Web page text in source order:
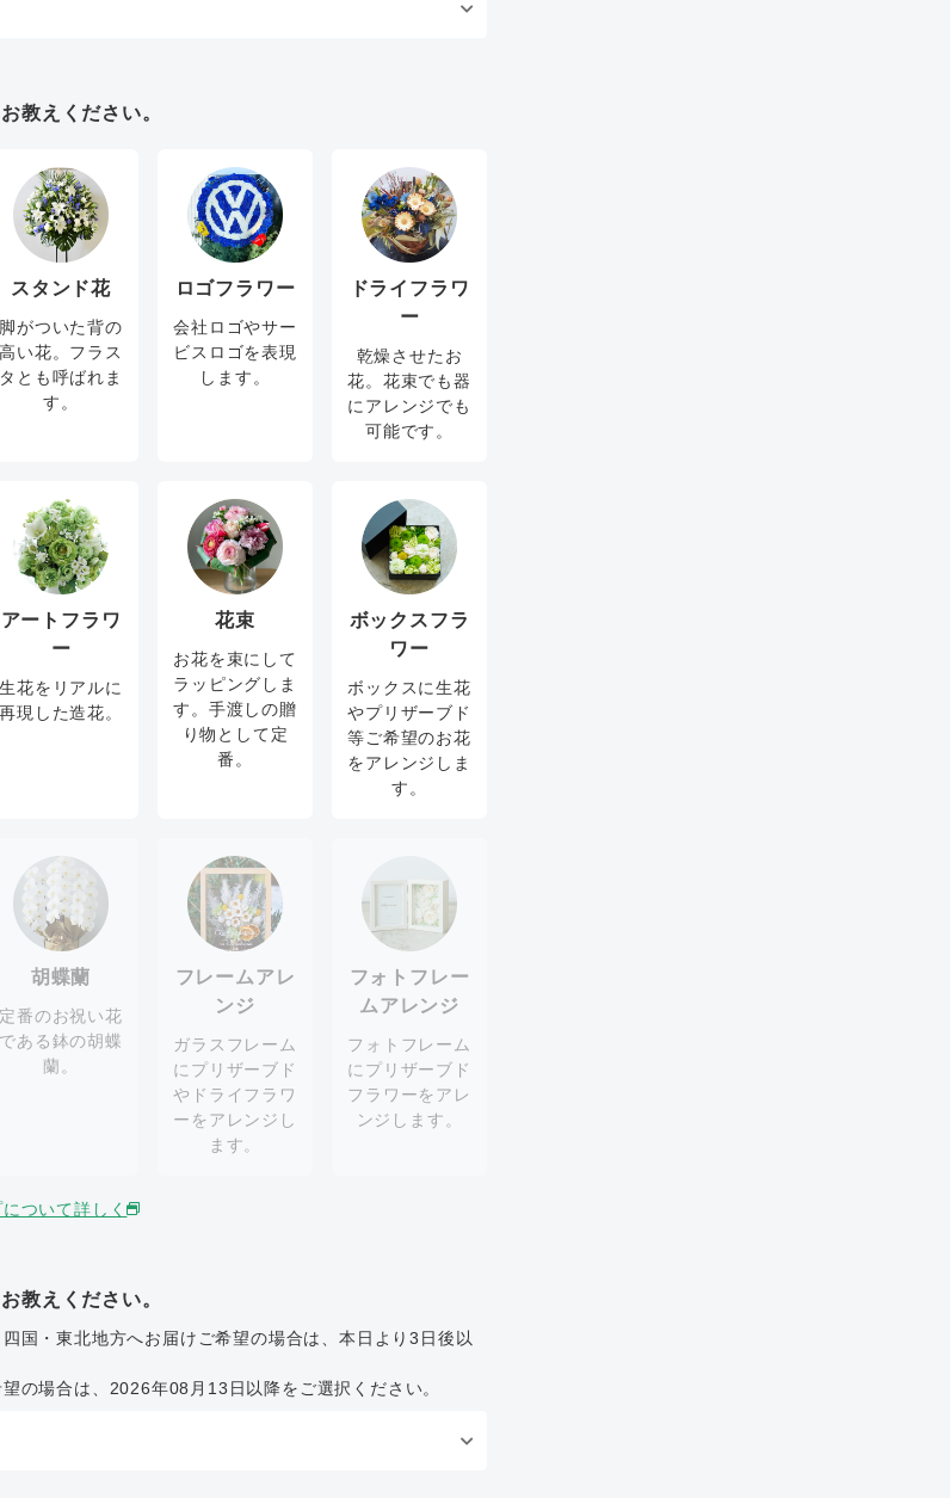
教えください。
スタンド花
脚がついた背の
高い花。フラス
タとも呼ばれま
す。
ロゴフラワー
会社ロゴやサー
ビスロゴを表現
します。
ドライフラワ
ー
乾燥させたお
花。花束でも器
にアレンジでも
可能です。
アートフラワ
ー
生花をリアルに
再現した造花。
花束
お花を束にして
ラッピングしま
す。手渡しの贈
り物として定
番。
ボックスフラ
ワー
ボックスに生花
やプリザーブド
等ご希望のお花
をアレンジしま
す。
胡蝶蘭
定番のお祝い花
である鉢の胡蝶
蘭。
フレームアレ
ンジ
ガラスフレーム
にプリザーブド
やドライフラワ
ーをアレンジし
ます。
フォトフレー
ムアレンジ
フォトフレーム
にプリザーブド
フラワーをアレ
ンジします。
ついて詳しく
教えください。
国・東北地方へお届けご希望の場合は、本日より3日後以
の場合は、2026年08月13日以降をご選択ください。